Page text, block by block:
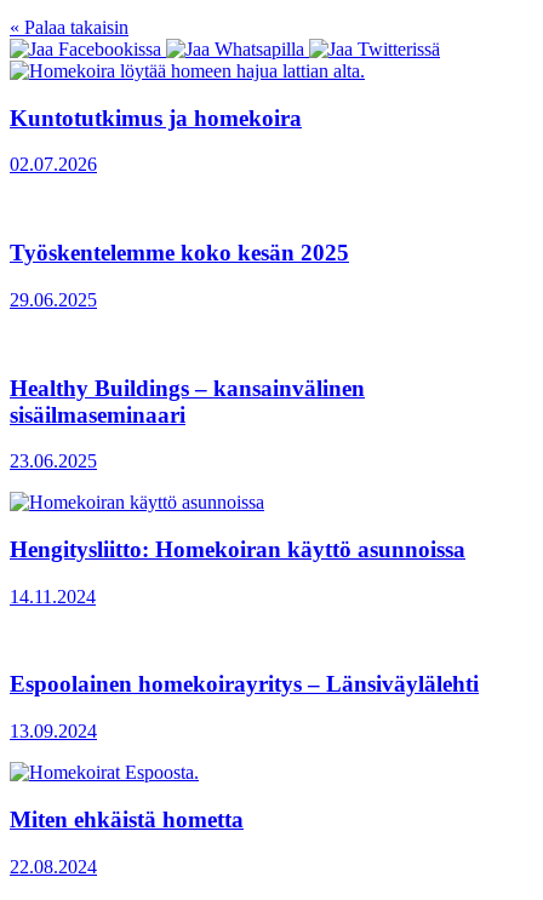
« Palaa takaisin
Kuntotutkimus ja homekoira
02.07.2026
Työskentelemme koko kesän 2025
29.06.2025
Healthy Buildings – kansainvälinen
sisäilmaseminaari
23.06.2025
Hengitysliitto: Homekoiran käyttö asunnoissa
14.11.2024
Espoolainen homekoirayritys – Länsiväylälehti
13.09.2024
Miten ehkäistä hometta
22.08.2024